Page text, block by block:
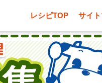
レシピTOP サイ